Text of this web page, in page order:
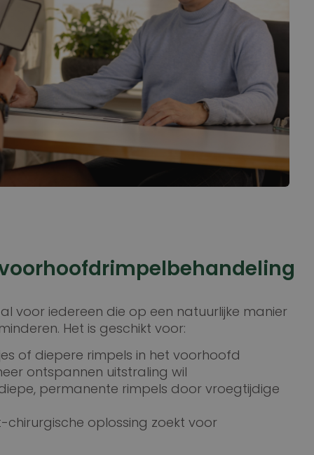
voor iedereen die op een natuurlijke manier
Het is geschikt voor:
of diepere rimpels in het voorhoofd
ontspannen uitstraling wil
permanente rimpels door vroegtijdige
chirurgische oplossing zoekt voor